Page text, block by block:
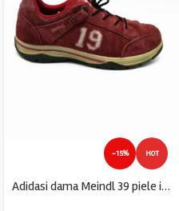
-15% HOT
Adidasi dama Meindl 39 piele intoarsa , rosu